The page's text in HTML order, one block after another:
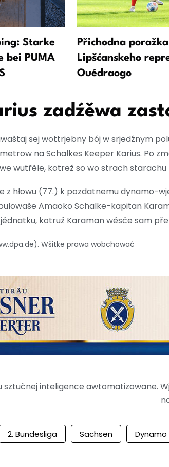
Starke
bei PUMA
Přichodna
Lipšćanskeho
Ouédraogo
zadźěwa
sej wottrjebny bój w srjedźnym
na Schalkes Keeper Karius. Po
wutřěle, kotrež so wo strach
z hłowu (77.) k pozdatnemu dynamo-
Amaoko Schalke-kapitan
kotruž Karaman wěsće sam
Wšitke prawa wobchować
sztučnej inteligence awtomatizowane.
2. Bundesliga Sachsen Dynamo